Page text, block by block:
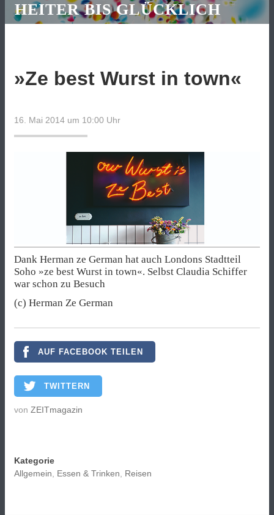
HEITER BIS GLÜCKLICH
»Ze best Wurst in town«
16. Mai 2014 um 10:00 Uhr
Dank Herman ze German hat auch Londons Stadt­teil
Soho »ze best Wurst in town«. Selbst Claudia Schiffer
war schon zu Besuch
(c) Herman Ze German
AUF FACEBOOK TEILEN
TWITTERN
von ZEITmagazin
Kategorie
Allgemein
Essen & Trinken Reisen